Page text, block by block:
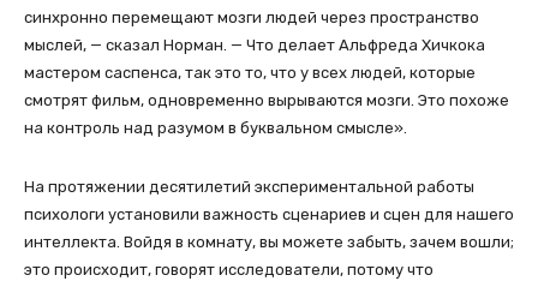
синхронно перемещают мозги людей через пространство
мыслей, — сказал Норман. — Что делает Альфреда Хичкока
мастером саспенса, так это то, что у всех людей, которые
смотрят фильм, одновременно вырываются мозги. Это похоже
на контроль над разумом в буквальном смысле».
На протяжении десятилетий экспериментальной работы
психологи установили важность сценариев и сцен для нашего
интеллекта. Войдя в комнату, вы можете забыть, зачем вошли;
это происходит, говорят исследователи, потому что